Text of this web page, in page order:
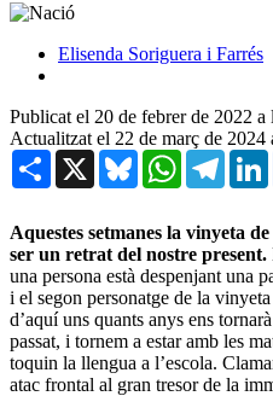
Elisenda Soriguera i Farrés
Publicat el 20 de febrer de 2022 a
Actualitzat el 22 de març de 2024
Share X BlueskyWhatsApp
Aquestes setmanes la vinyeta
ser un retrat del nostre present.
una persona està despenjant una
i el segon personatge de la
d’aquí uns quants anys ens
passat, i tornem a estar amb les
toquin la llengua a l’escola.
atac frontal al gran tresor de la